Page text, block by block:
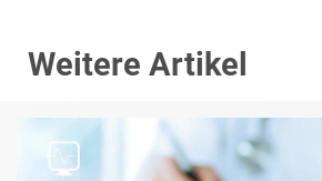
Weitere Artikel